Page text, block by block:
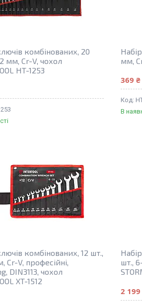
комбінованих, 20
мм, Cr-V, чохол
HT-1253
мм,
369 ₴
В
комбінованих, 12 шт.,
Cr-V, професійні,
DIN3113, чохол
XT-1512
шт.,
2